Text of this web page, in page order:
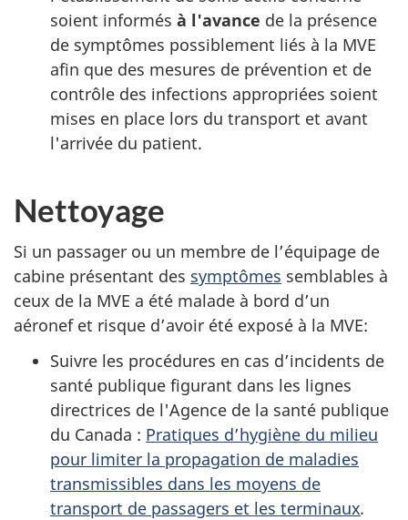
soient informés à l'avance de la présence
de symptômes possiblement liés à la MVE
afin que des mesures de prévention et de
contrôle des infections appropriées soient
mises en place lors du transport et avant
l'arrivée du patient.
Nettoyage
Si un passager ou un membre de l’équipage de
cabine présentant des symptômes semblables à
ceux de la MVE a été malade à bord d’un
aéronef et risque d’avoir été exposé à la MVE:
Suivre les procédures en cas d’incidents de
santé publique figurant dans les lignes
directrices de l'Agence de la santé publique
du Canada : Pratiques d’hygiène du milieu
pour limiter la propagation de maladies
transmissibles dans les moyens de
transport de passagers et les terminaux.